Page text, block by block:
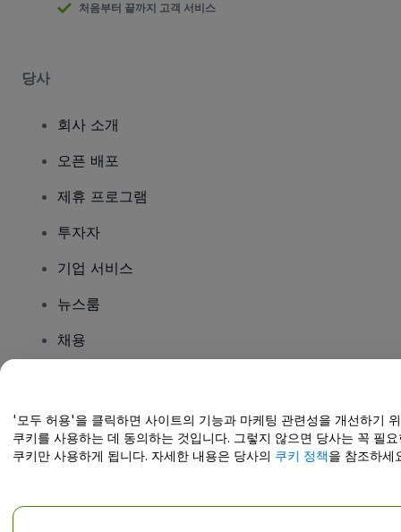
처음부터 끝까지 고객 서비스
당사
회사 소개
오픈 배포
제휴 프로그램
투자자
기업 서비스
뉴스룸
채용
도움말 센터 / 문의하기
'모두 허용'을 클릭하면 사이트의 기능과 마케팅 관련성을 개선하기
쿠키를 사용하는 데 동의하는 것입니다. 그렇지 않으면 당사는 꼭 필요
쿠키만 사용하게 됩니다. 자세한 내용은 당사의 쿠키 정책을 참조하세